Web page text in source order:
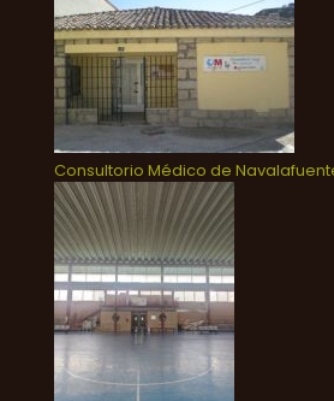
Consultorio Médico de